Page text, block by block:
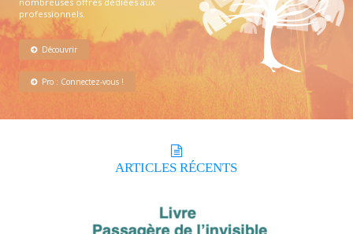
professionnels.
Découvrir
Pro : Connectez-vous !
ARTICLES RÉCENTS